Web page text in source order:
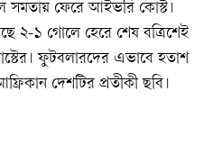
সমতায় ফেরে আইভরি কোস্ট।
২-১ গোলে হেরে শেষ বত্রিশেই
ফুটবলারদের এভাবে হতাশ
দেশটির প্রতীকী ছবি।